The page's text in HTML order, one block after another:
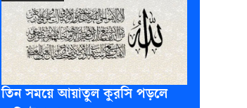
তিন সময়ে আয়াতুল কুরসি পড়লে